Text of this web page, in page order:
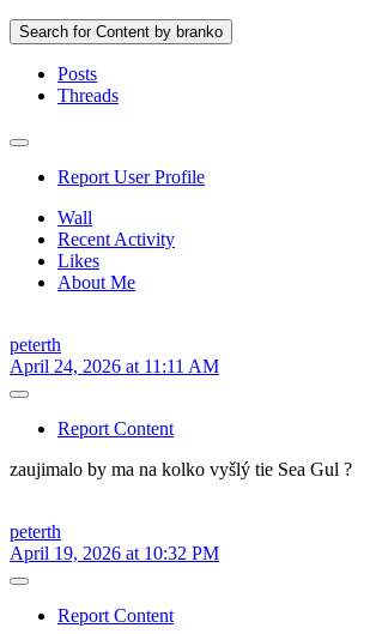
Search for Content by branko
Posts
Threads
Report User Profile
Wall
Recent Activity
Likes
About Me
peterth
April 24, 2026 at 11:11 AM
Report Content
zaujimalo by ma na kolko vyšlý tie Sea Gul ?
peterth
April 19, 2026 at 10:32 PM
Report Content